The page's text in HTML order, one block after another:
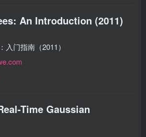
An Introduction (2011)
入门指南（2011）
Time Gaussian